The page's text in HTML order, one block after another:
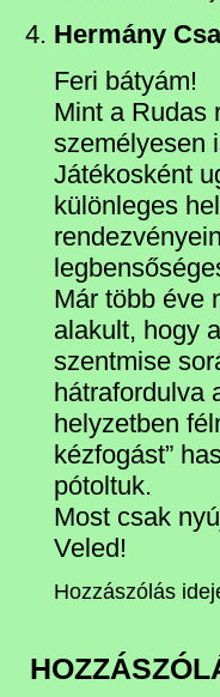
Hermány
Feri bátyám!
Mint a Rudas
személyesen
Játékosként
különleges
Már több éve
alakult, hogy
szentmise
hátrafordulva
helyzetben
kézfogást”
pótoltuk.
Most csak
Veled!
Hozzászólás